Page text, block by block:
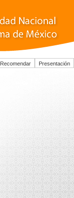
Recomendar Presentación